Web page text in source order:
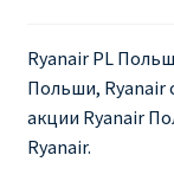
Ryanair изменить
Ryanair
Ryanair PL
Польши, Ryanair
акции Ryanair
Ryanair.